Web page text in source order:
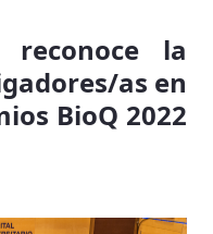
reconoce la
as en
BioQ 2022